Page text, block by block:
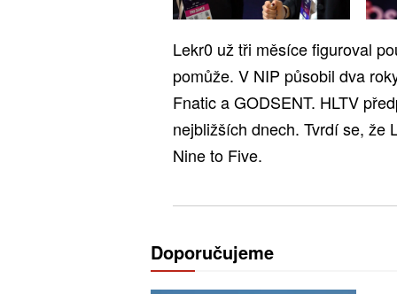
Lekr0 už tři měsíce figuroval
pomůže. V NIP působil dva
Fnatic a GODSENT. HLTV
nejbližších dnech. Tvrdí se, že
Nine to Five.
Doporučujeme